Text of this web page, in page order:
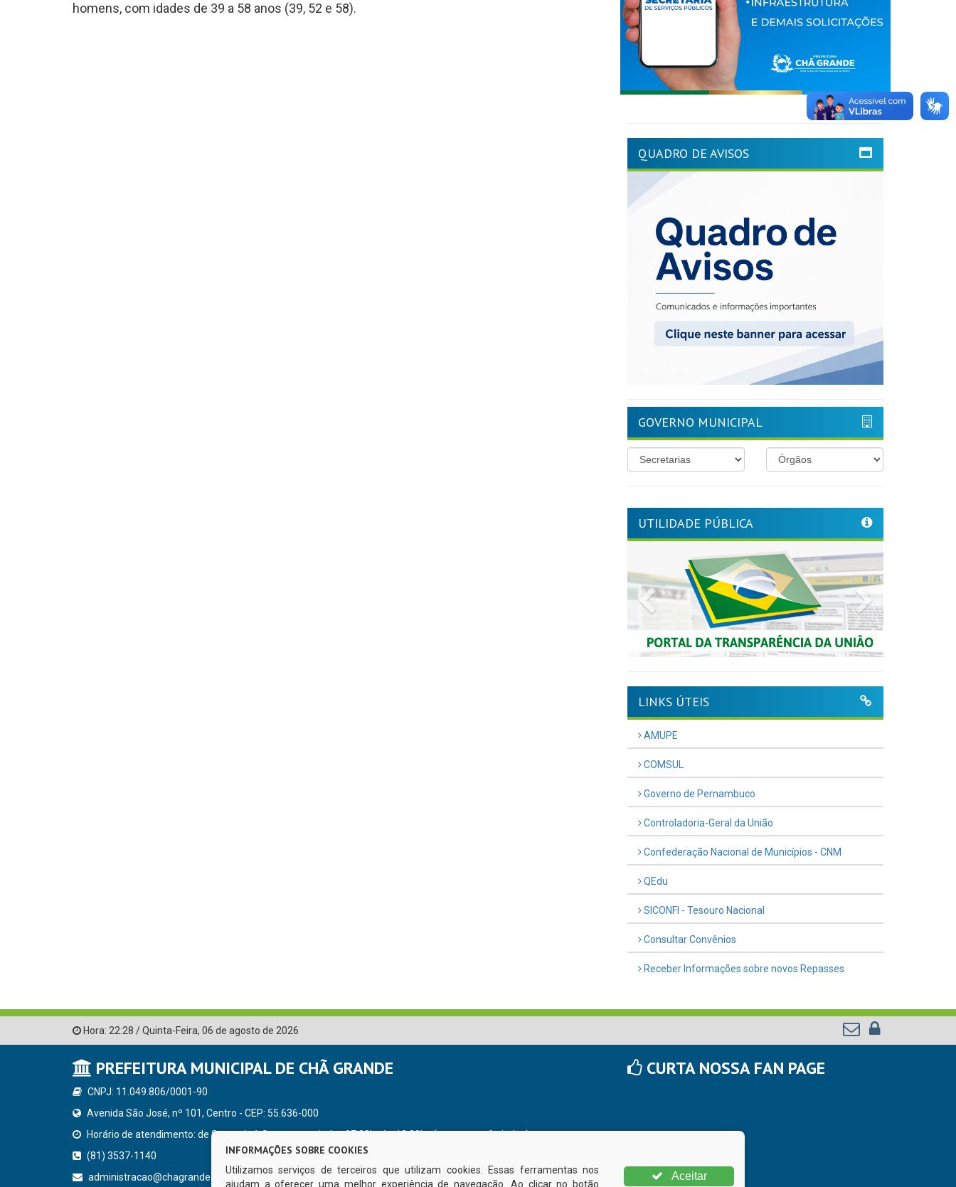
homens, com idades de 39 a 58 anos (39, 52 e 58).
QUADRO DE AVISOS
GOVERNO MUNICIPAL
UTILIDADE PÚBLICA
Previous
LINKS ÚTEIS
AMUPE
COMSUL
Governo de Pernambuco
Controladoria-Geral da União
Confederação Nacional de Municípios - CNM
QEdu
SICONFI - Tesouro Nacional
Consultar Convênios
Receber Informações sobre novos Repasses
Hora: 22:28 /Quinta-Feira, 06 de agosto de 2026
PREFEITURA MUNICIPAL DE CHÃ GRANDE
CNPJ: 11.049.806/0001-90
Avenida São José, nº 101, Centro - CEP: 55.636-000
Horário de atendimento: de Segunda à Sexta, a partir das 07:00hs às 13:00hs (exceto nos feriados)
(81) 3537-1140
administracao@chagrande.pe.gov.br
CURTA NOSSA FAN PAGE
INFORMAÇÕES SOBRE COOKIES
Utilizamos serviços de terceiros que utilizam cookies. Essas ferramentas nos
ajudam a oferecer uma melhor experiência de navegação. Ao clicar no botão
Aceitar